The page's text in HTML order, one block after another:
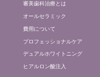
審美歯科治療とは
オールセラミック
費用について
プロフェッショナルケア
デュアルホワイトニング
ヒアルロン酸注入